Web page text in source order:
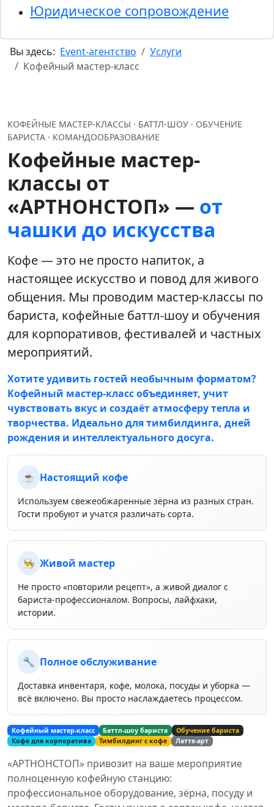
Юридическое сопровождение
Вы здесь: Event-агентство
Услуги
Кофейный мастер-класс
КОФЕЙНЫЕ МАСТЕР-КЛАССЫ · БАТТЛ-ШОУ · ОБУЧЕНИЕ
БАРИСТА · КОМАНДООБРАЗОВАНИЕ
Кофейные мастер-
классы от
«АРТНОНСТОП» — от
чашки до искусства
Кофе — это не просто напиток, а
настоящее искусство и повод для живого
общения. Мы проводим мастер-классы по
бариста, кофейные баттл-шоу и обучения
для корпоративов, фестивалей и частных
мероприятий.
Хотите удивить гостей необычным форматом?
Кофейный мастер-класс объединяет, учит
чувствовать вкус и создаёт атмосферу тепла и
творчества. Идеально для тимбилдинга, дней
рождения и интеллектуального досуга.
☕ Настоящий кофе
Используем свежеобжаренные зёрна из разных стран.
Гости пробуют и учатся различать сорта.
👨‍🍳 Живой мастер
Не просто «повторили рецепт», а живой диалог с
бариста-профессионалом. Вопросы, лайфхаки,
истории.
🔧 Полное обслуживание
Доставка инвентаря, кофе, молока, посуды и уборка —
всё включено. Вы просто наслаждаетесь процессом.
Кофейный мастер-класс Баттл-шоу бариста
Обучение бариста
Кофе для корпоратива
Тимбилдинг с кофе Латте-арт
«АРТНОНСТОП» привозит на ваше мероприятие
полноценную кофейную станцию:
профессиональное оборудование, зёрна, посуду и